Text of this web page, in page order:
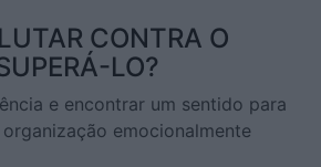
CONTRA O
LO?
e encontrar um sentido para
emocionalmente